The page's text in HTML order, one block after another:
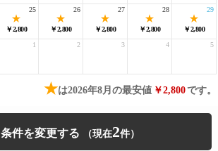
￥2,800
25
￥2,800
26
￥2,800
27
￥2,800
28
￥2,800
29
1 2 3 4 5
★は2026年8月の最安値 ￥2,800です。
条件を変更する 2